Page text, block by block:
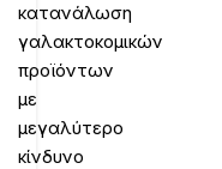
κατανάλωση
γαλακτοκομικών
προϊόντων
με
μεγαλύτερο
κίνδυνο